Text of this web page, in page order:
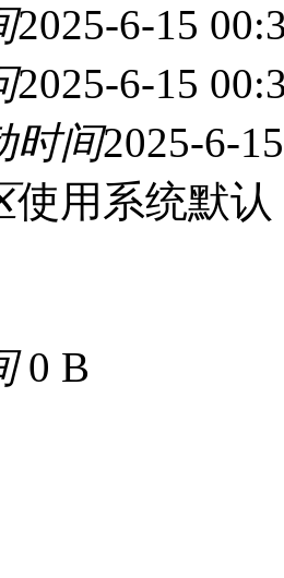
2025-6-15
2025-6-15
时间2025-6-
使用系统默认
0 B